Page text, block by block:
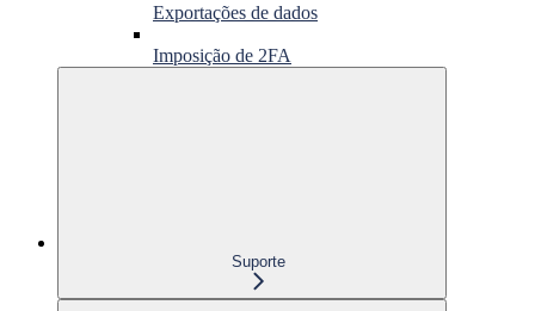
Exportações de dados
Imposição de 2FA
Suporte